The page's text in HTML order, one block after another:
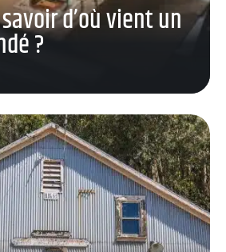
d’où vient un
?